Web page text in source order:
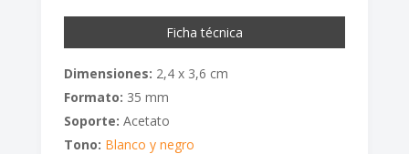
Ficha técnica
Dimensiones: 2,4 x 3,6 cm
Formato: 35 mm
Soporte: Acetato
Tono: Blanco y negro